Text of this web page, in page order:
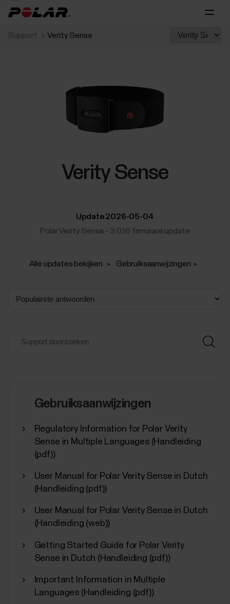
Support Verity Sense
Verity Sense
Update 2026-05-04
Polar Verity Sense - 3.0.16 firmware update
Alle updates bekijken Gebruiksaanwijzingen
Gebruiksaanwijzingen
Regulatory Information for Polar Verity
Sense in Multiple Languages (Handleiding
(pdf))
User Manual for Polar Verity Sense in Dutch
(Handleiding (pdf))
User Manual for Polar Verity Sense in Dutch
(Handleiding (web))
Getting Started Guide for Polar Verity
Sense in Dutch (Handleiding (pdf))
Important Information in Multiple
Languages (Handleiding (pdf))